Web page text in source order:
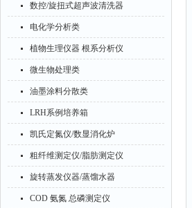
数控/旋扭式超声波清洗器
电化学分析类
植物生理仪器 根系分析仪
微生物处理类
油墨涂料分散类
LRH系例培养箱
凯氏定氮仪/数显消化炉
粗纤维测定仪/脂肪测定仪
旋转蒸发仪器/蒸馏水器
COD 氨氮 总磷测定仪